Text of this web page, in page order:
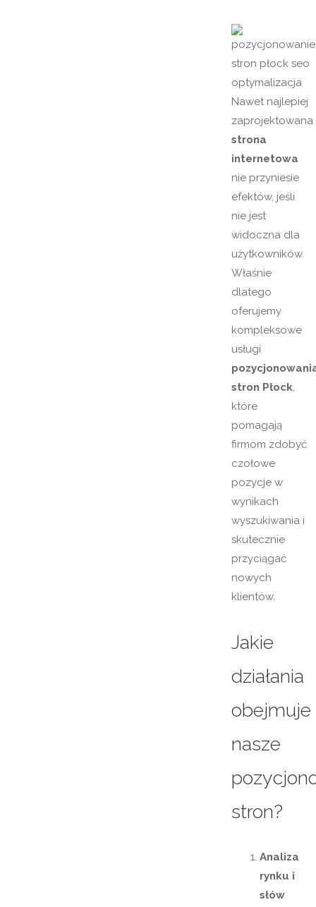
Nawet najlepiej
zaprojektowana
strona
internetowa
nie przyniesie
efektów, jeśli
nie jest
widoczna dla
użytkowników.
Właśnie
dlatego
oferujemy
kompleksowe
usługi
stron Płock,
które
pomagają
firmom zdobyć
czołowe
pozycje w
wynikach
wyszukiwania i
skutecznie
przyciągać
nowych
klientów.
Jakie
działania
obejmuje
nasze
stron?
Analiza
rynku i
słów